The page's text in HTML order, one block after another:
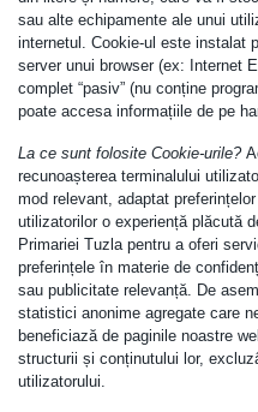
sau alte echipamente ale unui
internetul. Cookie-ul este instalat
server unui browser (ex: Internet
complet “pasiv” (nu conține
poate accesa informațiile de pe
La ce sunt folosite Cookie-urile?
recunoașterea terminalului
mod relevant, adaptat
utilizatorilor o experiență plăcută
Primariei Tuzla pentru a oferi
preferințele în materie de
sau publicitate relevanță. De
statistici anonime agregate care
beneficiază de paginile noastre
structurii și conținutului lor,
utilizatorului.